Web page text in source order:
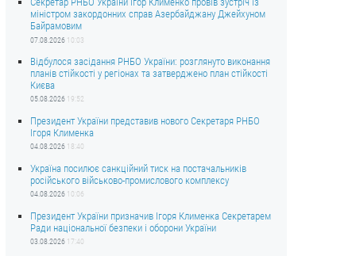
міністром закордонних справ Азербайджану Джейхуном
Байрамовим
07.08.2026 10:03
Відбулося засідання РНБО України: розглянуто виконання
планів стійкості у регіонах та затверджено план стійкості
Києва
05.08.2026 19:52
Президент України представив нового Секретаря РНБО
Ігоря Клименка
04.08.2026 18:40
Україна посилює санкційний тиск на постачальників
російського військово-промислового комплексу
04.08.2026 10:06
Президент України призначив Ігоря Клименка Секретарем
Ради національної безпеки і оборони України
03.08.2026 17:40